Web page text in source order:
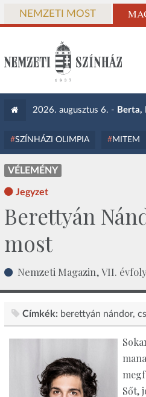
NEMZETI MOST
2026. augusztus 6. - Berta,
SZÍNHÁZI OLIMPIA MITEM
VÉLEMÉNY
Jegyzet
Berettyán
most
Nemzeti Magazin, VII.
Címkék: berettyán nándor
Sőt,